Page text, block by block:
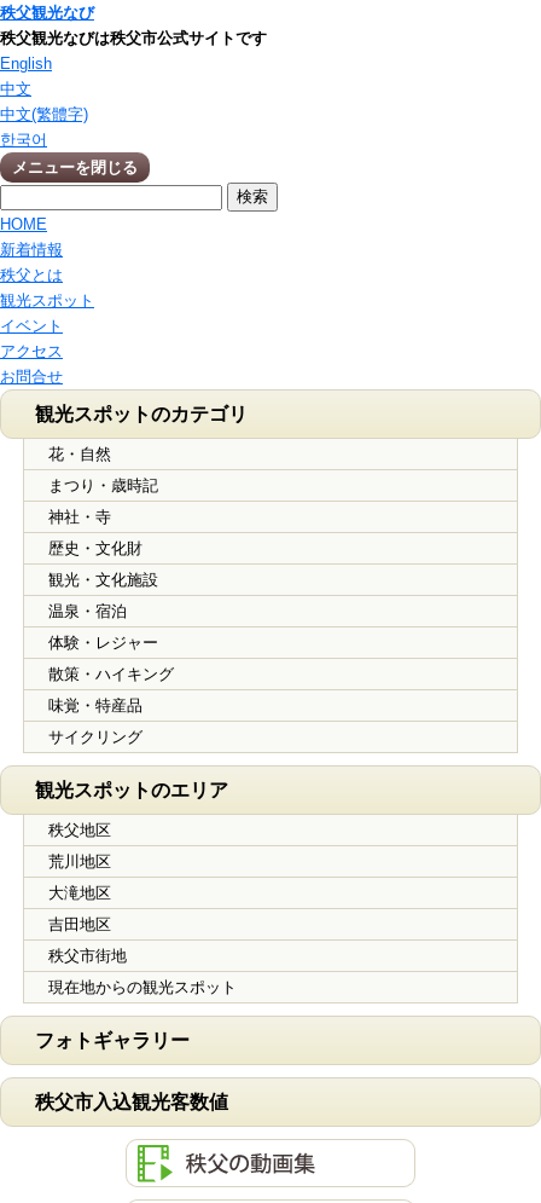
秩父観光なび
秩父観光なびは秩父市公式サイトです
English
中文
中文(繁體字)
한국어
メニューを閉じる
HOME
新着情報
秩父とは
観光スポット
イベント
アクセス
お問合せ
観光スポットのカテゴリ
花・自然
まつり・歳時記
神社・寺
歴史・文化財
観光・文化施設
温泉・宿泊
体験・レジャー
散策・ハイキング
味覚・特産品
サイクリング
観光スポットのエリア
秩父地区
荒川地区
大滝地区
吉田地区
秩父市街地
現在地からの観光スポット
フォトギャラリー
秩父市入込観光客数値